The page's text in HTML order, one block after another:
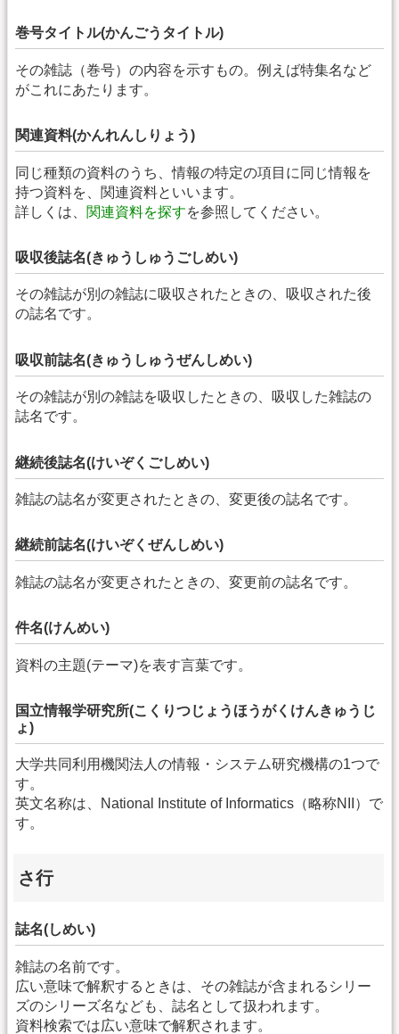
巻号タイトル(かんごうタイトル)
その雑誌（巻号）の内容を示すもの。例えば特集名など
がこれにあたります。
関連資料(かんれんしりょう)
同じ種類の資料のうち、情報の特定の項目に同じ情報を
持つ資料を、関連資料といいます。
詳しくは、 関連資料を探すを参照してください。
吸収後誌名(きゅうしゅうごしめい)
その雑誌が別の雑誌に吸収されたときの、吸収された後
の誌名です。
吸収前誌名(きゅうしゅうぜんしめい)
その雑誌が別の雑誌を吸収したときの、吸収した雑誌の
誌名です。
継続後誌名(けいぞくごしめい)
雑誌の誌名が変更されたときの、変更後の誌名です。
継続前誌名(けいぞくぜんしめい)
雑誌の誌名が変更されたときの、変更前の誌名です。
件名(けんめい)
資料の主題(テーマ)を表す言葉です。
国立情報学研究所(こくりつじょうほうがくけんきゅうじ
ょ)
大学共同利用機関法人の情報・システム研究機構の1つで
す。
英文名称は、National Institute of Informatics（略称NII）で
す。
さ行
誌名(しめい)
雑誌の名前です。
広い意味で解釈するときは、その雑誌が含まれるシリー
ズのシリーズ名なども、誌名として扱われます。
資料検索では広い意味で解釈されます。